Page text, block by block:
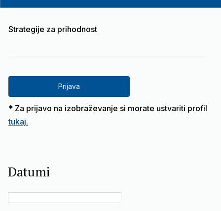
Strategije za prihodnost
Prijava
* Za prijavo na izobraževanje si morate ustvariti profil
tukaj.
Datumi